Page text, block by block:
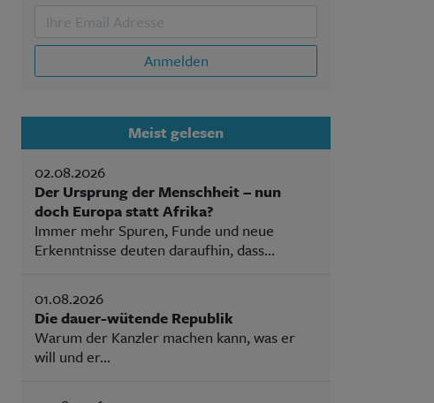
Anmelden
Meist gelesen
02.08.2026
Der Ursprung der Menschheit – nun
doch Europa statt Afrika?
Immer mehr Spuren, Funde und neue
Erkenntnisse deuten daraufhin, dass...
01.08.2026
Die dauer-wütende Republik
Warum der Kanzler machen kann, was er
will und er...